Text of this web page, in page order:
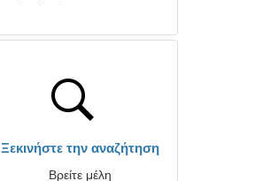
Ξεκινήστε την αναζήτηση
Βρείτε μέλη